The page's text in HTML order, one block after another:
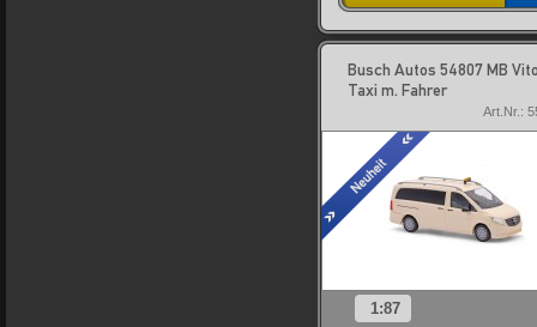
Busch Autos 54807 MB
Taxi m. Fahrer
Art.Nr.:
1:87